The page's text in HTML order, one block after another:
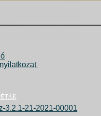
3.2.1-21-2021-00001